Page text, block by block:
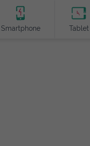
Smartphone Tablet